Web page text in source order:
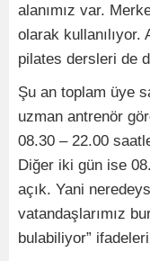
alanımız var.
olarak kullanılıyor.
pilates dersleri de
Şu an toplam üye
uzman antrenör
08.30 – 22.00
Diğer iki gün ise
açık. Yani
vatandaşlarımız
bulabiliyor”